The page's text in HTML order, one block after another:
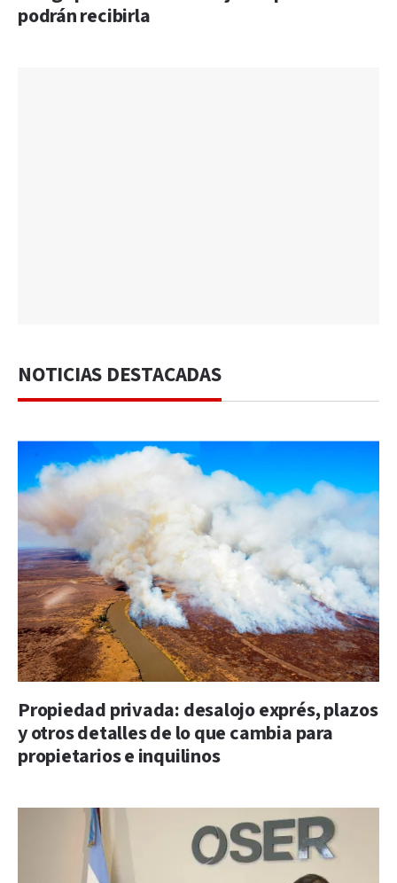
podrán recibirla
NOTICIAS DESTACADAS
Propiedad privada: desalojo exprés, plazos
y otros detalles de lo que cambia para
propietarios e inquilinos